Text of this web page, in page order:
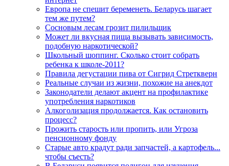
Европа не спешит беременеть. Беларусь шагает
тем же путем?
Сосновым лесам грозит пилильщик
Может ли вкусная пища вызывать зависимость,
подобную наркотической?
Школьный шоппинг. Сколько стоит собрать
ребенка к школе-2011?
Правила дегустации пива от Сигрид Стреткверн
Реальные случаи из жизни, похожие на анекдот
Законодатели делают акцент на профилактике
употребления наркотиков
Алкоголизация продолжается. Как остановить
процесс?
Прожить старость или пропить, или Угроза
пенсионному фонду
Старые авто крадут ради запчастей, а картофель...
чтобы съесть?